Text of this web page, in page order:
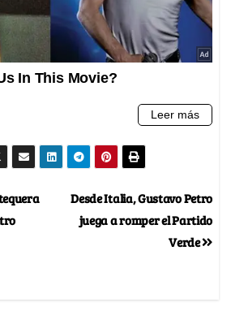
Desde Italia, Gustavo Petro
juega a romper el Partido
Verde